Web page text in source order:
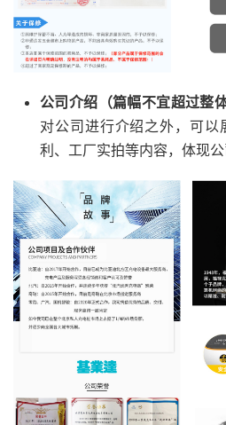
公司介绍（篇幅不宜超过整
对公司进行介绍之外，可
利、工厂实拍等内容，体现公